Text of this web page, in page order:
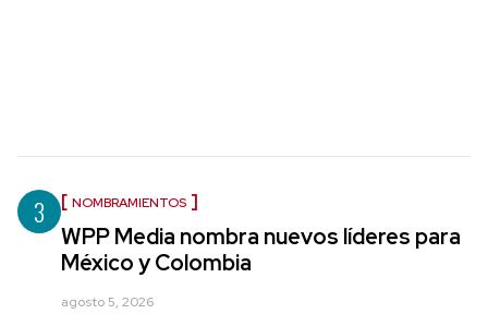
3 NOMBRAMIENTOS
WPP Media nombra nuevos líderes para
México y Colombia
agosto 5, 2026